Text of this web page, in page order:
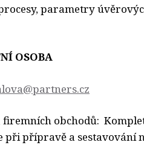
parametry
OSOBA
firemních obchodů:
při přípravě a sestavování